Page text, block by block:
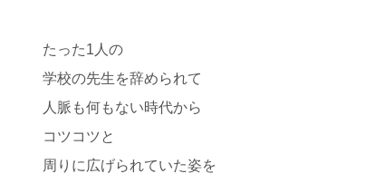
たった1人の
学校の先生を辞められて
人脈も何もない時代から
コツコツと
周りに広げられていた姿を